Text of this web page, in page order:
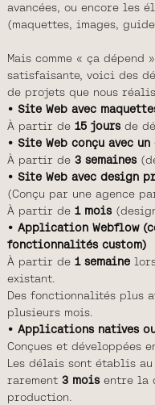
avancées, ou encore les
(maquettes, images,
Mais comme « ça dépend
satisfaisante, voici des
de projets que nous
• Site Web avec
À partir de 15 joursde
• Site Web conçu avec
À partir de 3 semaines
• Site Web avec design
(Conçu par une agence
À partir de 1 mois
• Application Webflow
fonctionnalités custom)
À partir de 1 semaine
existant.
Des fonctionnalités plus
plusieurs mois.
• Applications natives
Conçues et développées
Les délais sont établis
rarement 3 moisentre la
production.